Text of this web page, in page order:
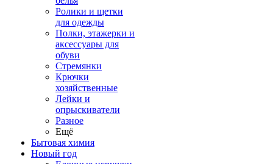
Ролики и щетки
для одежды
Полки, этажерки и
аксессуары для
обуви
Стремянки
Крючки
хозяйственные
Лейки и
опрыскиватели
Разное
Ещё
Бытовая химия
Новый год